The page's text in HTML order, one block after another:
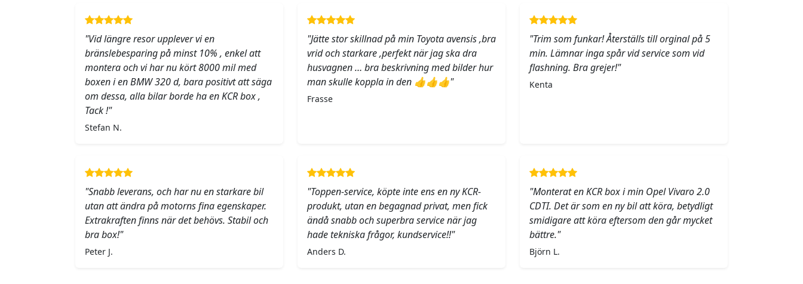
"Vid längre resor upplever vi en
bränslebesparing på minst 10% , enkel att
montera och vi har nu kört 8000 mil med
boxen i en BMW 320 d, bara positivt att säga
om dessa, alla bilar borde ha en KCR box ,
Tack !"
Stefan N.
"Jätte stor skillnad på min Toyota avensis ,bra
vrid och starkare ,perfekt när jag ska dra
husvagnen … bra beskrivning med bilder hur
man skulle koppla in den 👍👍👍"
Frasse
"Trim som funkar! Återställs till orginal på 5
min. Lämnar inga spår vid service som vid
flashning. Bra grejer!"
Kenta
"Snabb leverans, och har nu en starkare bil
utan att ändra på motorns fina egenskaper.
Extrakraften finns när det behövs. Stabil och
bra box!"
Peter J.
"Toppen-service, köpte inte ens en ny KCR-
produkt, utan en begagnad privat, men fick
ändå snabb och superbra service när jag
hade tekniska frågor, kundservice!!"
Anders D.
"Monterat en KCR box i min Opel Vivaro 2.0
CDTI. Det är som en ny bil att köra, betydligt
smidigare att köra eftersom den går mycket
bättre."
Björn L.